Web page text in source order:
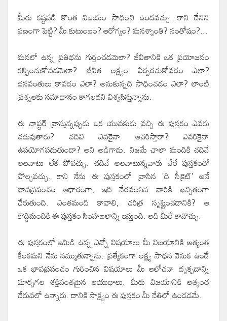
మీరు కష్టపడి కొంత విజయం సాధించి ఉండవచ్చు. కాని దేనిని
ఫణంగా పెట్టి? మీ కుటుంబం? ఆరోగ్యం? మనశ్శాంతి? సంతోషం?...
మనలో ఉన్న ప్రతిభను గుర్తించడమెలా? జీవితానికి ఒక ప్రయోజనం
కల్పించుకోవడమెలా? జీవిత లక్ష్యం ఏర్పరచుకోవడం ఎలా?
ధనవంతులు కావడం ఎలా? అనుకున్నది సాధించడం ఎలా? లాంటి
ప్రశ్నలకు సమాధానం కాగలదని విశ్వసిస్తున్నాను.
ఈ చాప్టర్ వ్రాస్తున్నప్పుడు ఒక యువకుడు వచ్చి ఈ పుస్తకం ఎవరు
చదువుతారు? చదివి ఎవరైనా ఆచరిస్తారా? ఎవరికైనా
ఉపయోగపడుతుందా? అని అడిగాడు. నిజమే చాలా మందికి చదివే
అలవాటు లేక పోవచ్చు. చదివే అలవాటున్నవారు వేరే పుస్తకంతో
పోల్చవచ్చు. కాని నేను ఈ పుస్తకంలో వ్రాసిన 'ది సీక్రెట్' అనే
భావప్రపంచం ఆధారంగా, ఇది చేరవలసిన వారికి ఖచ్చితంగా
చేరుతుంది. ఎంతమంది కావాలి, చరిత్ర సృష్టించడానికి? ఆ
కొద్దిమందికి ఈ పుస్తకం సింహబలాన్ని ఇస్తుంది. అది మీరే కావొచ్చు.
ఈ పుస్తకంలో ఇమిడి ఉన్న ఎన్నో విషయాలు మీ విజయానికి అత్యంత
కీలకమని నేను నమ్ముతున్నాను. ప్రత్యేకంగా లక్ష్య సాధన వెనుక ఉండే
ఒక భావప్రపంచం గురించిన విషయాలు మీ ఆలోచనా దృక్పదాన్ని
మార్చగల శక్తివంతమైన ఆయుధాలు. మీరు విజయానికి అత్యంత
చేరువలో ఉన్నారు. దానికి సాక్ష్యం ఈ పుస్తకం మీ చేతిలో ఉండడమే.